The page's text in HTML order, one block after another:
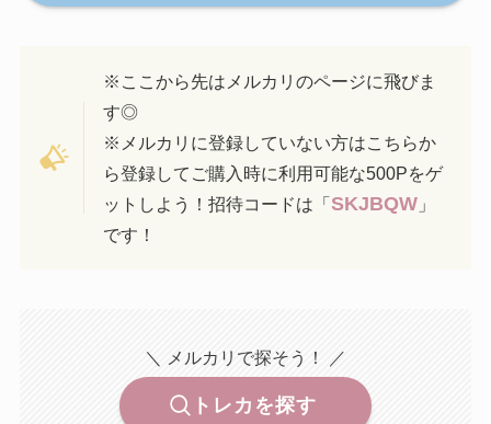
※ここから先はメルカリのページに飛びま
す◎
※メルカリに登録していない方はこちらか
ら登録してご購入時に利用可能な500Pをゲ
ットしよう！招待コードは「SKJBQW 」
です！
＼ メルカリで探そう！ ／
トレカを探す